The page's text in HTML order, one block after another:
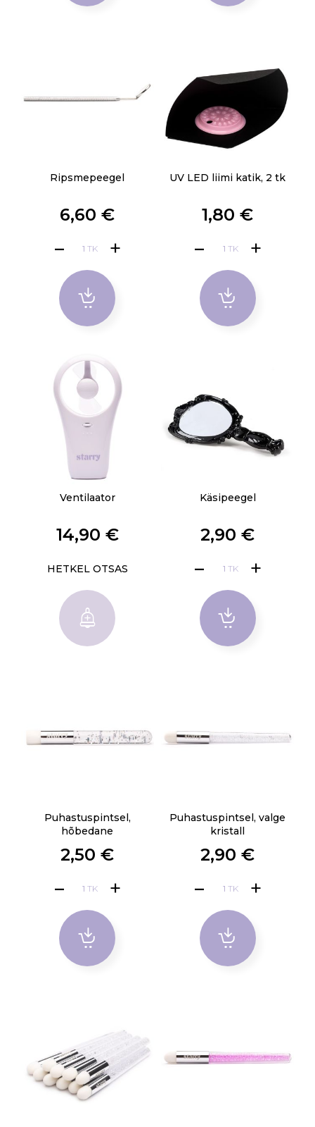
Ripsmepeegel
6,60 €
TK
UV LED liimi katik, 2 tk
1,80 €
TK
Ventilaator
14,90 €
HETKEL OTSAS
Käsipeegel
2,90 €
TK
Puhastuspintsel,
hõbedane
2,50 €
TK
Puhastuspintsel, valge
kristall
2,90 €
TK